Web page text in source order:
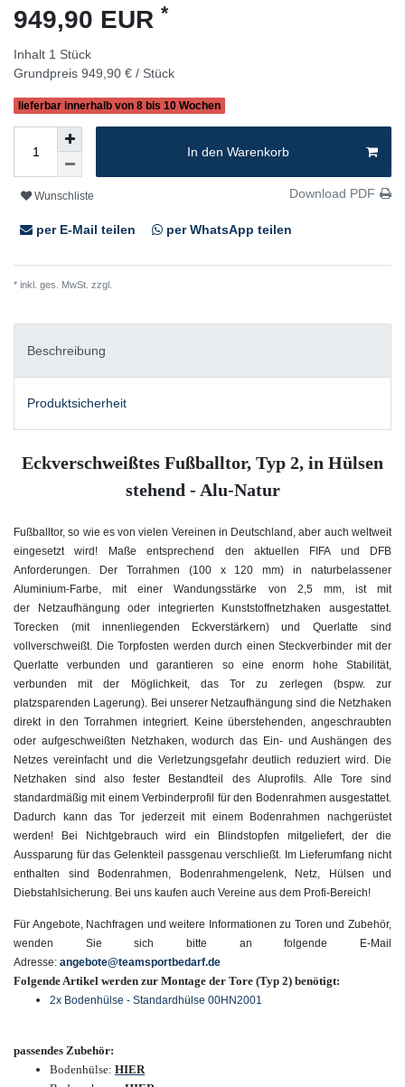
949,90 EUR *
Inhalt 1 Stück
Grundpreis 949,90 € / Stück
lieferbar innerhalb von 8 bis 10 Wochen
In den Warenkorb
Wunschliste Download PDF
per E-Mail teilen per WhatsApp teilen
* inkl. ges. MwSt. zzgl.
Beschreibung
Produktsicherheit
Eckverschweißtes Fußballtor, Typ 2, in Hülsen
stehend - Alu-Natur
Fußballtor, so wie es von vielen Vereinen in Deutschland, aber auch weltweit
eingesetzt wird! Maße entsprechend den aktuellen FIFA und DFB
Anforderungen. Der Torrahmen (100 x 120 mm) in naturbelassener
Aluminium-Farbe, mit einer Wandungsstärke von 2,5 mm, ist mit
der Netzaufhängung oder integrierten Kunststoffnetzhaken ausgestattet.
Torecken (mit innenliegenden Eckverstärkern) und Querlatte sind
vollverschweißt. Die Torpfosten werden durch einen Steckverbinder mit der
Querlatte verbunden und garantieren so eine enorm hohe Stabilität,
verbunden mit der Möglichkeit, das Tor zu zerlegen (bspw. zur
platzsparenden Lagerung). Bei unserer Netzaufhängung sind die Netzhaken
direkt in den Torrahmen integriert. Keine überstehenden, angeschraubten
oder aufgeschweißten Netzhaken, wodurch das Ein- und Aushängen des
Netzes vereinfacht und die Verletzungsgefahr deutlich reduziert wird. Die
Netzhaken sind also fester Bestandteil des Aluprofils. Alle Tore sind
standardmäßig mit einem Verbinderprofil für den Bodenrahmen ausgestattet.
Dadurch kann das Tor jederzeit mit einem Bodenrahmen nachgerüstet
werden! Bei Nichtgebrauch wird ein Blindstopfen mitgeliefert, der die
Aussparung für das Gelenkteil passgenau verschließt. Im Lieferumfang nicht
enthalten sind Bodenrahmen, Bodenrahmengelenk, Netz, Hülsen und
Diebstahlsicherung. Bei uns kaufen auch Vereine aus dem Profi-Bereich!
Für Angebote, Nachfragen und weitere Informationen zu Toren und Zubehör,
wenden Sie sich bitte an folgende E-Mail
Adresse: angebote@teamsportbedarf.de
Folgende Artikel werden zur Montage der Tore (Typ 2) benötigt:
2x Bodenhülse - Standardhülse 00HN2001
passendes Zubehör:
Bodenhülse: HIER